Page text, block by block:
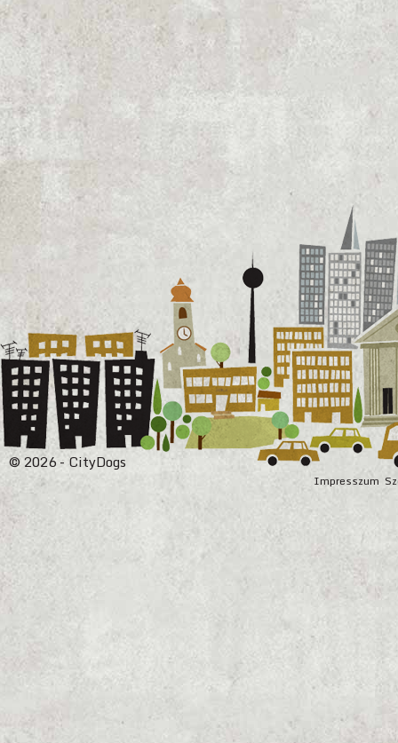
Impresszum
© 2026 - CityDogs